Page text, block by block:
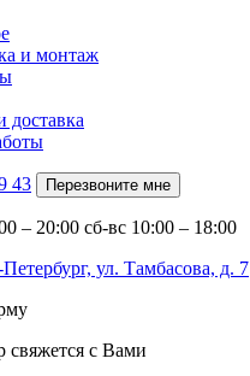
и монтаж
доставка
43 Перезвоните мне
– 20:00 сб-вс 10:00 – 18:00
ул. Тамбасова, д. 7
с Вами